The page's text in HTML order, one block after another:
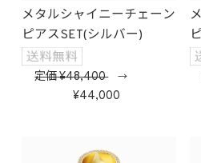
メタルシャイニーチェーン
ピアスSET(シルバー)
定価 48,400→
44,000